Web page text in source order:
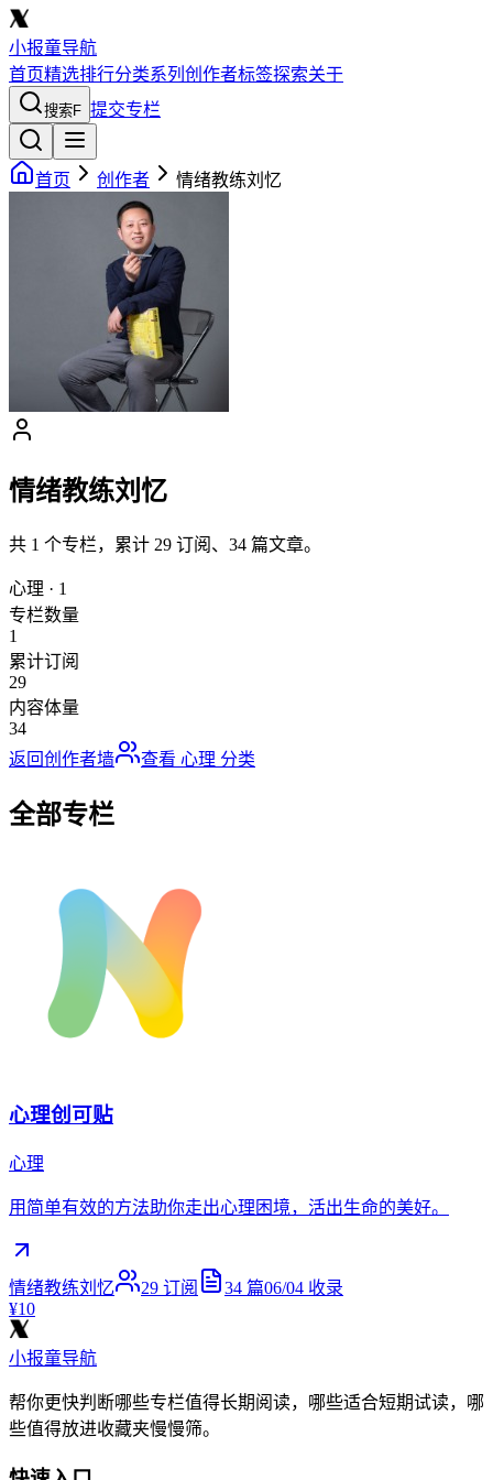
小报童导航
首页精选排行分类系列 创作者标签探索关于
搜索F 提交专栏
首页 创作者 情绪教练刘忆
情绪教练刘忆
共 1 个专栏，累计 29 订阅、 34 篇文章。
心理 · 1
专栏数量
1
累计订阅
29
内容体量
34
返回创作者墙
查看 心理 分类
全部专栏
心理创可贴
心理
用简单有效的方法助你走出心理困境，活出生命的美好。
情绪教练刘忆 29 订阅 34 篇06/04 收录
¥10
小报童导航
帮你更快判断哪些专栏值得长期阅读，哪些适合短期试读，哪
些值得放进收藏夹慢慢筛。